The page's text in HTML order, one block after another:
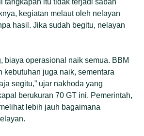
kegiatan melaut oleh nelayan
hasil. Jika sudah begitu, nelayan
biaya operasional naik semua. BBM
kebutuhan juga naik, sementara
segitu,” ujar nakhoda yang
berukuran 70 GT ini. Pemerintah,
lebih jauh bagaimana